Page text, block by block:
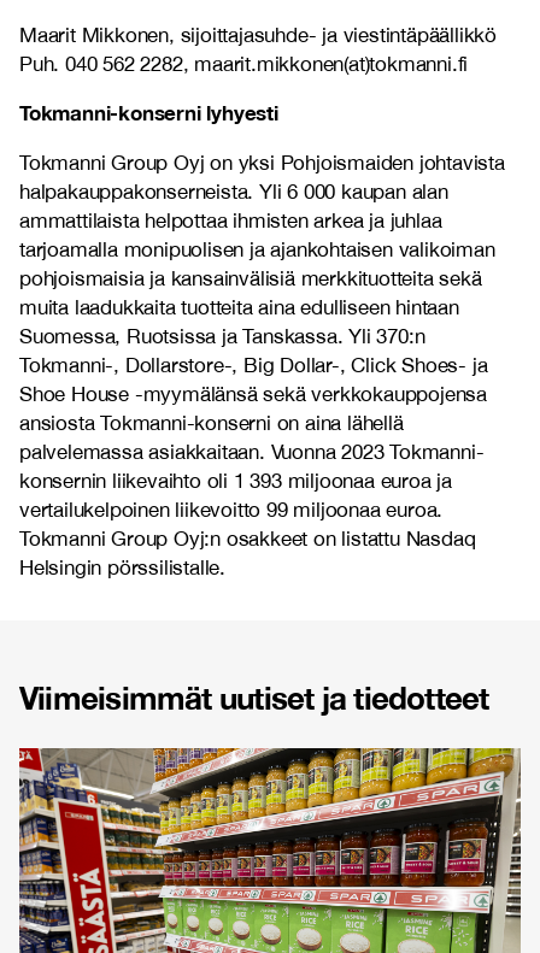
Maarit Mikkonen, sijoittajasuhde- ja viestintäpäällikkö
Puh. 040 562 2282, maarit.mikkonen(at)tokmanni.fi
Tokmanni-konserni lyhyesti
Tokmanni Group Oyj on yksi Pohjoismaiden johtavista
halpakauppakonserneista. Yli 6 000 kaupan alan
ammattilaista helpottaa ihmisten arkea ja juhlaa
tarjoamalla monipuolisen ja ajankohtaisen valikoiman
pohjoismaisia ja kansainvälisiä merkkituotteita sekä
muita laadukkaita tuotteita aina edulliseen hintaan
Suomessa, Ruotsissa ja Tanskassa. Yli 370:n
Tokmanni-, Dollarstore-, Big Dollar-, Click Shoes- ja
Shoe House -myymälänsä sekä verkkokauppojensa
ansiosta Tokmanni-konserni on aina lähellä
palvelemassa asiakkaitaan. Vuonna 2023 Tokmanni-
konsernin liikevaihto oli 1 393 miljoonaa euroa ja
vertailukelpoinen liikevoitto 99 miljoonaa euroa.
Tokmanni Group Oyj:n osakkeet on listattu Nasdaq
Helsingin pörssilistalle.
Viimeisimmät uutiset ja tiedotteet